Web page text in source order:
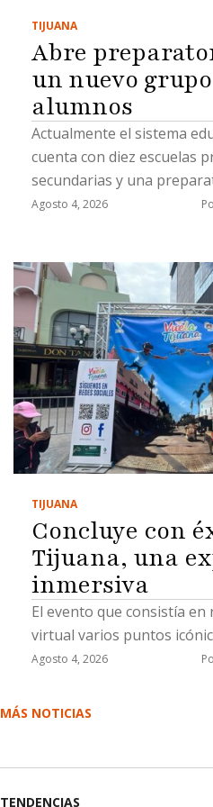
TIJUANA
Abre
un nuevo
alumnos
Actualmente el sistema
cuenta con diez escuelas
secundarias y una
Agosto 4, 2026
TIJUANA
Concluye con
Tijuana, una
inmersiva
El evento que consistía
virtual varios puntos
Agosto 4, 2026
MÁS NOTICIAS
TENDENCIAS